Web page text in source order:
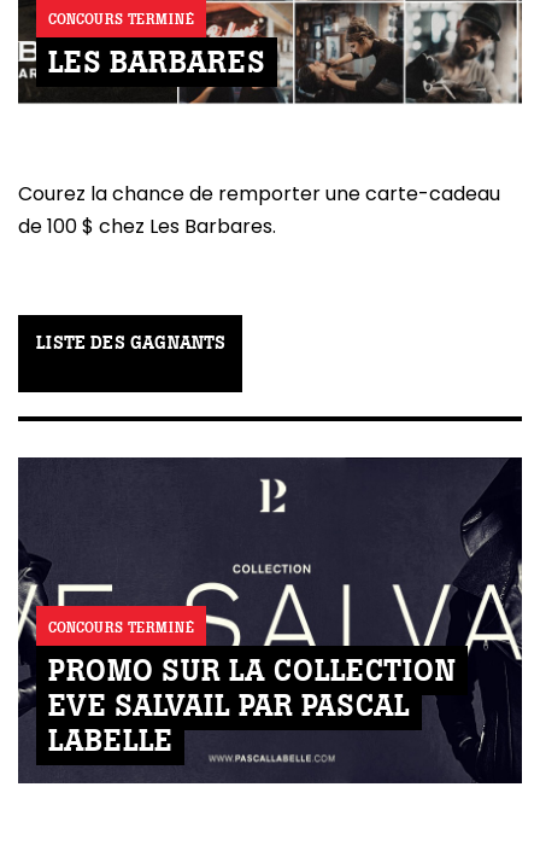
CONCOURS TERMINÉ
LES BARBARES
Courez la chance de remporter une carte-cadeau
de 100 $ chez Les Barbares.
LISTE DES GAGNANTS
CONCOURS TERMINÉ
PROMO SUR LA COLLECTION
EVE SALVAIL PAR PASCAL
LABELLE